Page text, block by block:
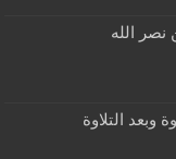
الله
وبعد التلاوة